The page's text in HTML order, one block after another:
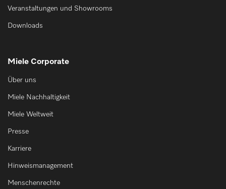
Veranstaltungen und Showrooms
Downloads
Miele Corporate
Über uns
Miele Nachhaltigkeit
Miele Weltweit
Presse
Karriere
Hinweismanagement
Menschenrechte